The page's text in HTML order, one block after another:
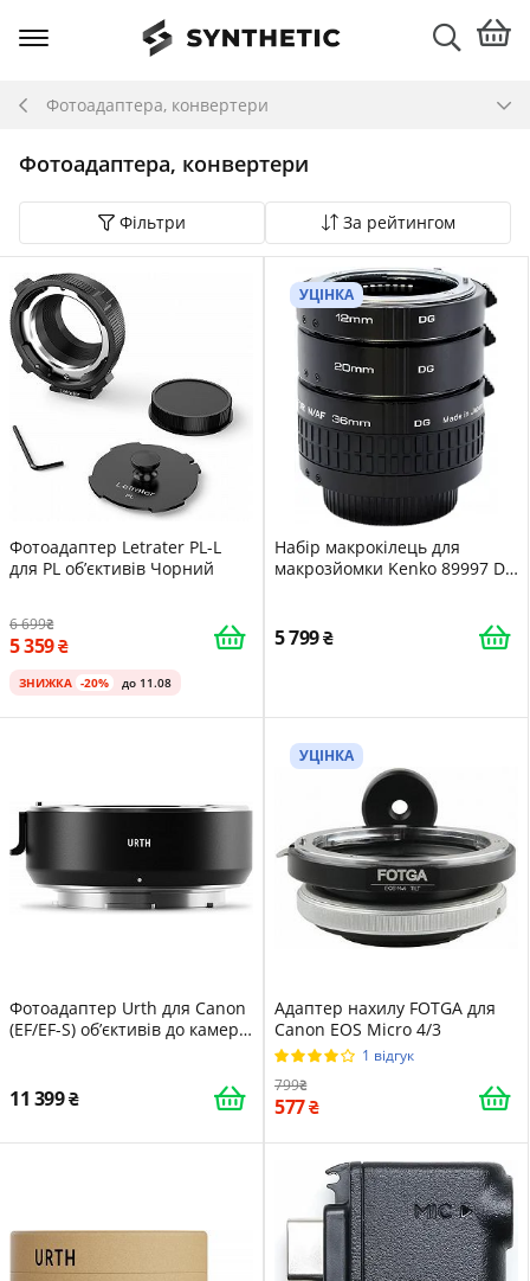
Фотоадаптера, конвертери
Фотоадаптера, конвертери
Фільтри За рейтингом
Фотоадаптер Letrater PL-L
для PL об’єктивів Чорний
6 699
5 359
ЗНИЖКА -20% до 11.08
УЦІНКА
Набір макрокілець для
макрозйомки Kenko 89997 DG
5 799
Фотоадаптер Urth для Canon
(EF/EF-S) об’єктивів до камер
11 399
УЦІНКА
Адаптер нахилу FOTGA для
Canon EOS Micro 4/3
1 відгук
799
577